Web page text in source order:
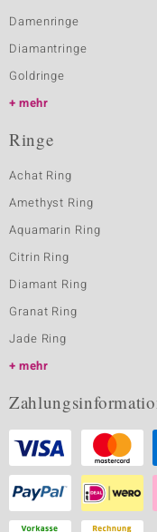
Damenringe
Diamantringe
Goldringe
mehr
Ringe
Achat Ring
Amethyst Ring
Aquamarin Ring
Citrin Ring
Diamant Ring
Granat Ring
Jade Ring
mehr